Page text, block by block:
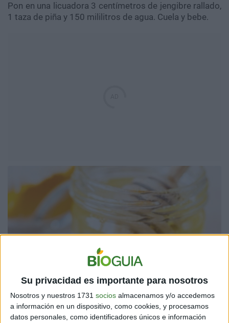
Su privacidad es importante para nosotros
Nosotros y nuestros 1731 socios almacenamos y/o accedemos
a información en un dispositivo, como cookies, y procesamos
datos personales, como identificadores únicos e información
Pon en una licuadora 3 centímetros de jengibre rallado,
1 taza de piña y 150 mililitros de agua. Cuela y bebe.